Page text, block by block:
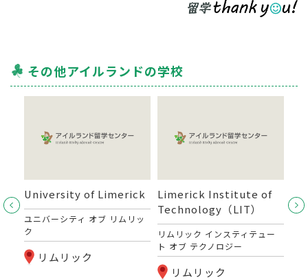
その他アイルランドの学校
University of Limerick
ユニバーシティ オブ リムリッ
ク
リムリック
Limerick Institute of
Technology（LIT）
リムリック インスティテュー
ト オブ テクノロジー
リムリック